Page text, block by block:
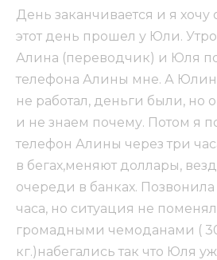
День заканчивается и я хочу
этот день прошел у Юли.
Алина (переводчик) и Юля
телефона Алины мне. А Юлин
не работал, деньги были, но
и не знаем почему. Потом я
телефон Алины через три
в бегах,меняют доллары,
очереди в банках.
часа, но ситуация не
громадными чемоданами ( 30
кг.)набегались так что Юля